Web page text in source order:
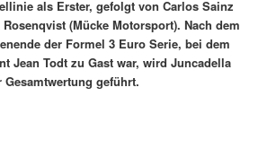
als Erster, gefolgt von Carlos Sainz
(Mücke Motorsport). Nach dem
der Formel 3 Euro Serie, bei dem
Jean Todt zu Gast war, wird Juncadella
Gesamtwertung geführt.